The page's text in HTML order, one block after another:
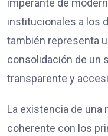
imperante de
institucionales a los
también representa
consolidación de un
transparente y
La existencia de una
coherente con los